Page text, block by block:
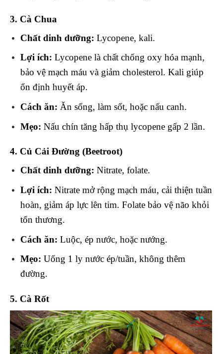
3. Cà Chua
Chất dinh dưỡng: Lycopene, kali.
Lợi ích: Lycopene là chất chống oxy hóa mạnh,
bảo vệ mạch máu và giảm cholesterol. Kali giúp
ổn định huyết áp.
Cách ăn: Ăn sống, làm sốt, hoặc nấu canh.
Mẹo: Nấu chín tăng hấp thụ lycopene gấp 2 lần.
4. Củ Cải Đường (Beetroot)
Chất dinh dưỡng: Nitrate, folate.
Lợi ích: Nitrate mở rộng mạch máu, cải thiện tuần
hoàn, giảm áp lực lên tim. Folate bảo vệ não khỏi
tổn thương.
Cách ăn: Luộc, ép nước, hoặc nướng.
Mẹo: Uống 1 ly nước ép/tuần, không thêm
đường.
5. Cà Rốt